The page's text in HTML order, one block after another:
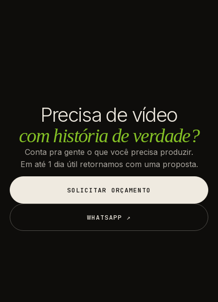
Precisa de vídeo
com história de verdade?
Conta pra gente o que você precisa produzir.
Em até 1 dia útil retornamos com uma proposta.
SOLICITAR ORÇAMENTO
WHATSAPP ↗